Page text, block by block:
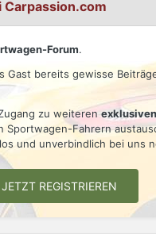
Forum.
Gast bereits gewisse
zu weiteren
Sportwagen-Fahrern
und unverbindlich bei uns
JETZT REGISTRIEREN